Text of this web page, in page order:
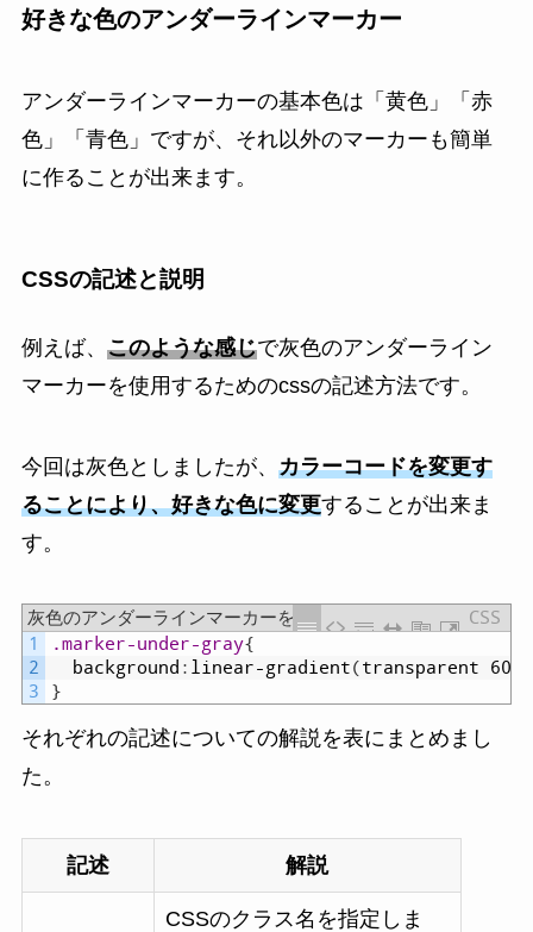
好きな色のアンダーラインマーカー
アンダーラインマーカーの基本色は「黄色」「赤
色」「青色」ですが、それ以外のマーカーも簡単
に作ることが出来ます。
CSSの記述と説明
例えば、 このような感じで灰色のアンダーライン
マーカーを使用するためのcssの記述方法です。
今回は灰色としましたが、 カラーコードを変更す
ることにより、好きな色に変更することが出来ま
す。
灰色のアンダーラインマーカーを作るCSSの記述
CSS
1
2
3
.marker-under-gray{
background : linear-gradient(transparent
60%,
}
それぞれの記述についての解説を表にまとめまし
た。
記述 解説
CSSのクラス名を指定しま